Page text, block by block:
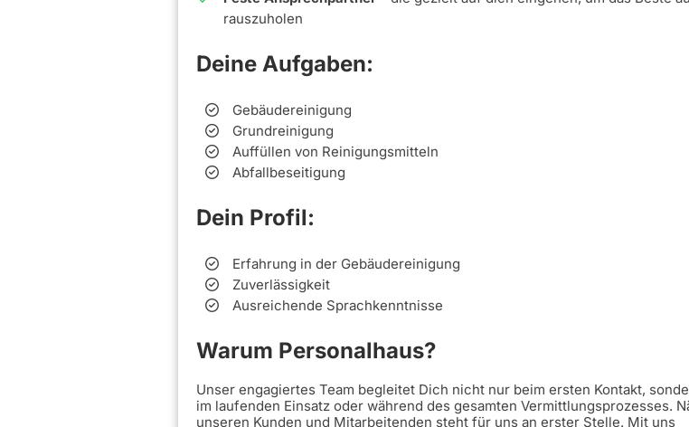
rauszuholen
Deine Aufgaben:
Gebäudereinigung
Grundreinigung
Auffüllen von Reinigungsmitteln
Abfallbeseitigung
Dein Profil:
Erfahrung in der Gebäudereinigung
Zuverlässigkeit
Ausreichende Sprachkenntnisse
Warum Personalhaus?
Unser engagiertes Team begleitet Dich nicht nur beim ersten Kontakt,
im laufenden Einsatz oder während des gesamten Vermittlungsprozesses.
unseren Kunden und Mitarbeitenden steht für uns an erster Stelle. Mit uns